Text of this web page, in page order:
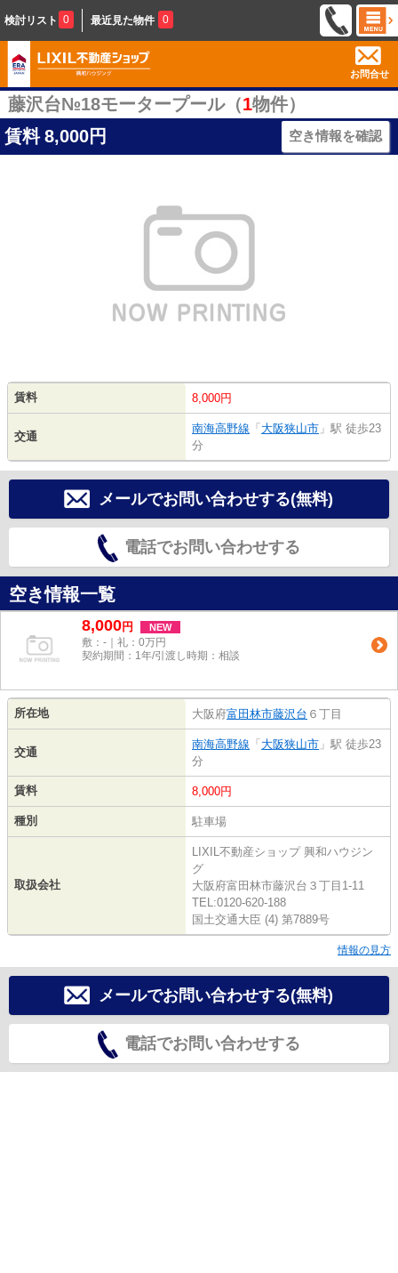
検討リスト 0 最近見た物件 0
お問合せ
藤沢台№18モータープール（1物件）
賃料 8,000円 空き情報を確認
賃料 8,000円
交通
南海高野線 「 大阪狭山市 」駅 徒歩23
分
メールでお問い合わせする(無料)
電話でお問い合わせする
空き情報一覧
8,000円 NEW
敷：-｜礼：0万円
契約期間：1年/引渡し時期：相談
所在地 大阪府富田林市藤沢台 ６丁目
交通
南海高野線 「 大阪狭山市 」駅 徒歩23
分
賃料 8,000円
種別 駐車場
取扱会社
LIXIL不動産ショップ 興和ハウジン
グ
大阪府富田林市藤沢台３丁目1-11
TEL:0120-620-188
国土交通大臣 (4) 第7889号
情報の見方
メールでお問い合わせする(無料)
電話でお問い合わせする